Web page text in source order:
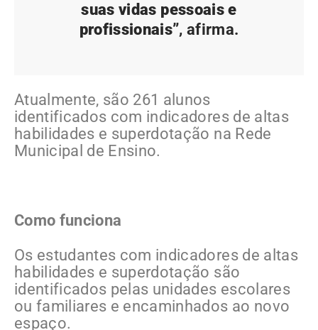
suas vidas pessoais e
profissionais”, afirma.
Atualmente, são 261 alunos
identificados com indicadores de altas
habilidades e superdotação na Rede
Municipal de Ensino.
Como funciona
Os estudantes com indicadores de altas
habilidades e superdotação são
identificados pelas unidades escolares
ou familiares e encaminhados ao novo
espaço.